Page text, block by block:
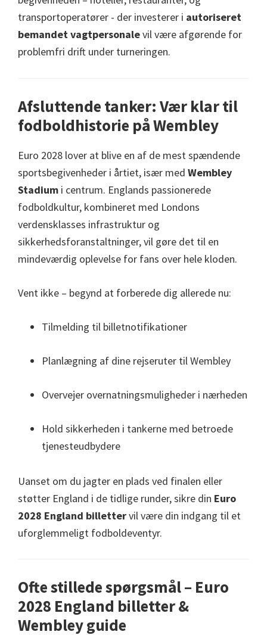
transportoperatører - der investerer i autoriseret
bemandet vagtpersonalevil være afgørende for
problemfri drift under turneringen.
Afsluttende tanker: Vær klar til
fodboldhistorie på Wembley
Euro 2028 lover at blive en af ​​de mest spændende
sportsbegivenheder i årtiet, især med Wembley
Stadium i centrum. Englands passionerede
fodboldkultur, kombineret med Londons
verdensklasses infrastruktur og
sikkerhedsforanstaltninger, vil gøre det til en
mindeværdig oplevelse for fans over hele kloden.
Vent ikke – begynd at forberede dig allerede nu:
Tilmelding til billetnotifikationer
Planlægning af dine rejseruter til Wembley
Overvejer overnatningsmuligheder i nærheden
Hold sikkerheden i tankerne med betroede
tjenesteudbydere
Uanset om du jagter en plads ved finalen eller
støtter England i de tidlige runder, sikre din Euro
2028 England billettervil være din indgang til et
uforglemmeligt fodboldeventyr.
Ofte stillede spørgsmål – Euro
2028 England billetter &
Wembley guide